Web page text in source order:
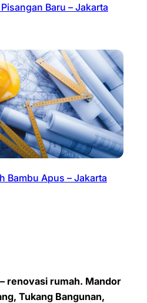
Baru – Jakarta
Bambu Apus – Jakarta
renovasi rumah. Mandor
Tukang Bangunan,